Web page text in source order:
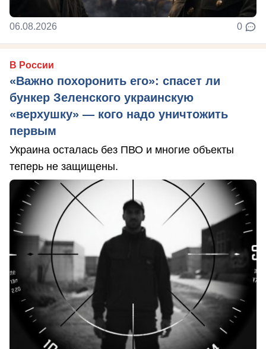
06.08.2026 0
В России
«Важно похоронить его»: спасет ли
бункер Зеленского украинскую
«верхушку» — кого надо уничтожить
первым
Украина осталась без ПВО и многие объекты
теперь не защищены.